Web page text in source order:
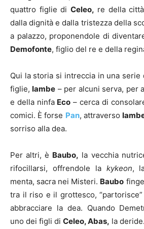
quattro figlie di Celeo, re della
dalla dignità e dalla tristezza della
a palazzo, proponendole di
Demofonte, figlio del re e della
Qui la storia si intreccia in una serie
figlie, Iambe – per alcuni serva, per
e della ninfa Eco – cerca di
comici. È forse Pan, attraverso
sorriso alla dea.
Per altri, è Baubo, la vecchia
rifocillarsi, offrendole la kykeon,
menta, sacra nei Misteri. Baubo
tra il riso e il grottesco, “partorisce”
abbracciare la dea. Quando
uno dei figli di Celeo, Abas, la deride.